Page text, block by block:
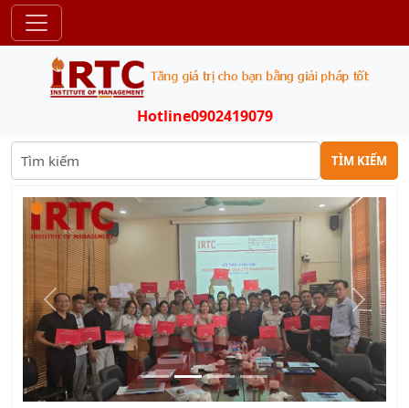
Hotline0902419079
TÌM KIẾM
Trước Sau